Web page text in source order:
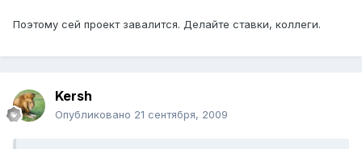
Поэтому сей проект завалится. Делайте ставки, коллеги.
Kersh
Опубликовано 21 сентября, 2009